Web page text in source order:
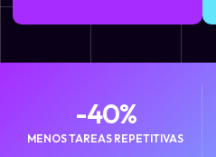
MENOS TAREAS REPETITIVAS
-40%